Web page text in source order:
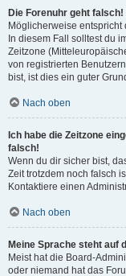
Die Forenuhr geht falsch!
Möglicherweise
In diesem Fall solltest du
Zeitzone
von registrierten
bist, ist dies ein guter
Nach oben
Ich habe die Zeitzone
falsch!
Wenn du dir sicher bist,
Zeit trotzdem noch falsch
Kontaktiere einen
Nach oben
Meine Sprache steht auf
Meist hat die Board-
oder niemand hat das